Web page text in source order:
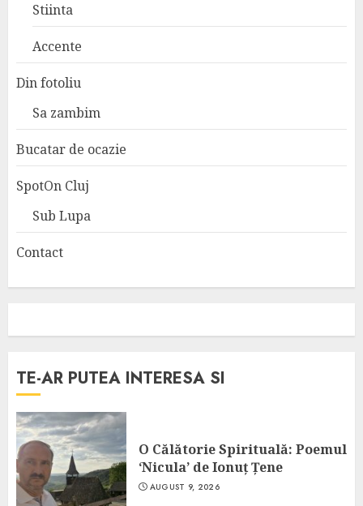
Stiinta
Accente
Din fotoliu
Sa zambim
Bucatar de ocazie
SpotOn Cluj
Sub Lupa
Contact
TE-AR PUTEA INTERESA SI
O Călătorie Spirituală: Poemul
‘Nicula’ de Ionuț Țene
AUGUST 9, 2026